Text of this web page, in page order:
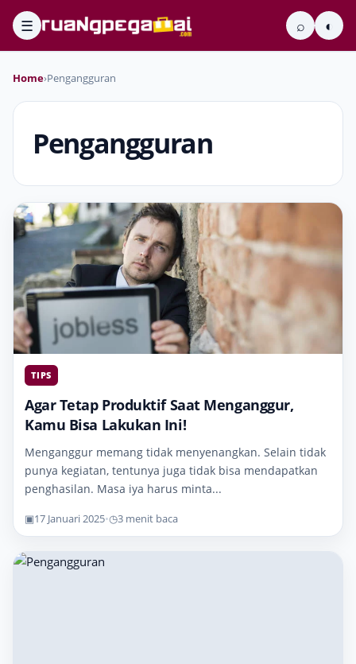
☰ ⌕ ◐
Home›Pengangguran
Pengangguran
TIPS
Agar Tetap Produktif Saat Menganggur,
Kamu Bisa Lakukan Ini!
Menganggur memang tidak menyenangkan. Selain tidak
punya kegiatan, tentunya juga tidak bisa mendapatkan
penghasilan. Masa iya harus minta...
▣17 Januari 2025•◷3 menit baca